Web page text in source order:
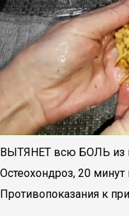
ВЫТЯНЕТ всю БОЛЬ из
Остеохондроз, 20 минут
Противопоказания к